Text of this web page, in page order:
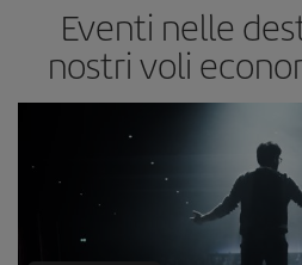
Eventi nelle
nostri voli